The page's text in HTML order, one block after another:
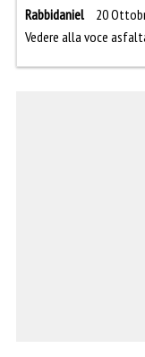
Rabbidaniel
20
Vedere alla voce